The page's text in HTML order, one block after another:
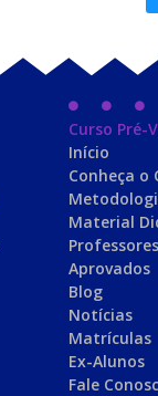
Curso Pré-
Início
Conheça o
Material
Professores
Aprovados
Blog
Notícias
Matrículas
Ex-Alunos
Fale